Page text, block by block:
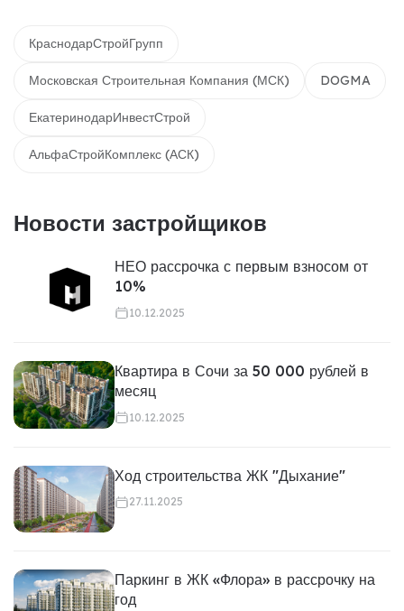
КраснодарСтройГрупп
Московская Строительная Компания (МСК) DOGMA
ЕкатеринодарИнвестСтрой
АльфаСтройКомплекс (АСК)
Новости застройщиков
НЕО рассрочка с первым взносом от
10%
10.12.2025
Квартира в Сочи за 50 000 рублей в
месяц
10.12.2025
Ход строительства ЖК "Дыхание"
27.11.2025
Паркинг в ЖК «Флора» в рассрочку на
год